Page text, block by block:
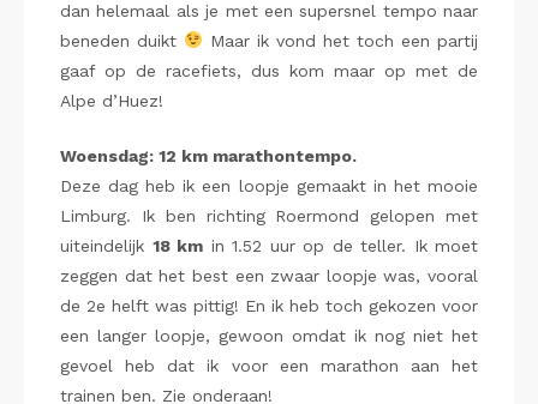
dan helemaal als je met een supersnel tempo naar
beneden duikt
Maar ik vond het toch een partij
gaaf op de racefiets, dus kom maar op met de
Alpe d’Huez!
Woensdag: 12 km marathontempo.
Deze dag heb ik een loopje gemaakt in het mooie
Limburg. Ik ben richting Roermond gelopen met
uiteindelijk 18 km in 1.52 uur op de teller. Ik moet
zeggen dat het best een zwaar loopje was, vooral
de 2e helft was pittig! En ik heb toch gekozen voor
een langer loopje, gewoon omdat ik nog niet het
gevoel heb dat ik voor een marathon aan het
trainen ben. Zie onderaan!